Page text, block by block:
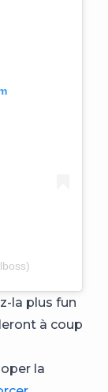
la plus fun
à coup
la